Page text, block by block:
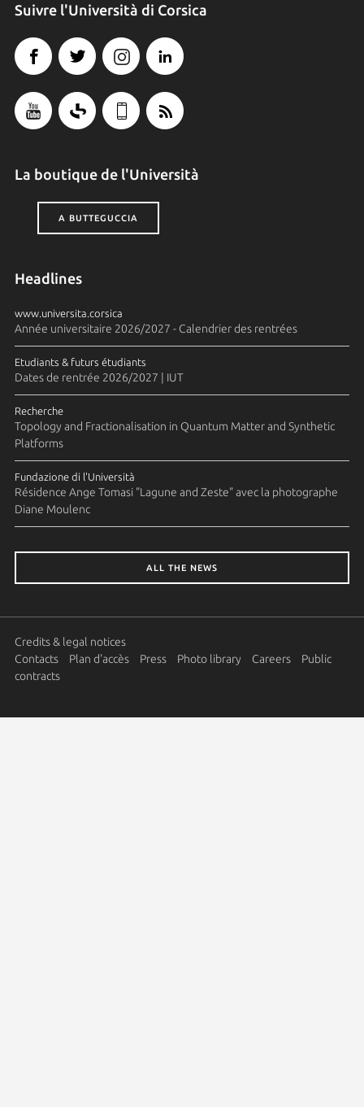
Suivre l'Università di Corsica
La boutique de l'Università
A BUTTEGUCCIA
Headlines
www.universita.corsica
Année universitaire 2026/2027 - Calendrier des rentrées
Etudiants & futurs étudiants
Dates de rentrée 2026/2027 | IUT
Recherche
Topology and Fractionalisation in Quantum Matter and Synthetic
Platforms
Fundazione di l'Università
Résidence Ange Tomasi "Lagune and Zeste" avec la photographe
Diane Moulenc
ALL THE NEWS
Credits & legal notices
Contacts
Plan d'accès Press Photo library Careers
Public
contracts